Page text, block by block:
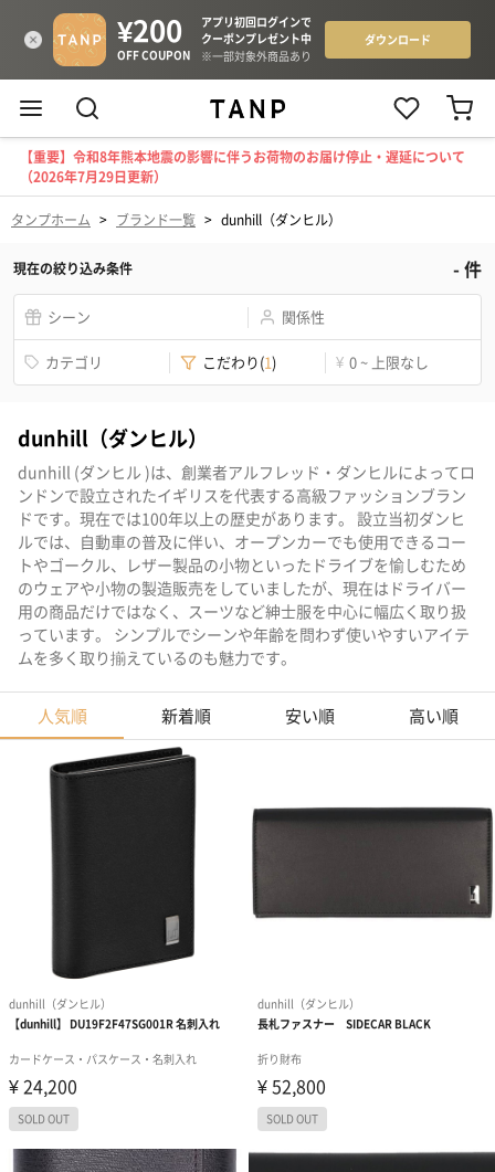
【重要】令和8年熊本地震の影響に伴うお荷物のお届け停止・遅延について
（2026年7月29日更新）
タンプホーム > ブランド一覧 > dunhill（ダンヒル）
現在の絞り込み条件 -件
シーン 関係性
カテゴリ こだわり(1) ¥ 0 ~ 上限なし
dunhill（ダンヒル）
dunhill (ダンヒル )は、創業者アルフレッド・ダンヒルによってロ
ンドンで設立されたイギリスを代表する高級ファッションブラン
ドです。現在では100年以上の歴史があります。 設立当初ダンヒ
ルでは、自動車の普及に伴い、オープンカーでも使用できるコー
トやゴークル、レザー製品の小物といったドライブを愉しむため
のウェアや小物の製造販売をしていましたが、現在はドライバー
用の商品だけではなく、スーツなど紳士服を中心に幅広く取り扱
っています。 シンプルでシーンや年齢を問わず使いやすいアイテ
ムを多く取り揃えているのも魅力です。
人気順 新着順 安い順 高い順